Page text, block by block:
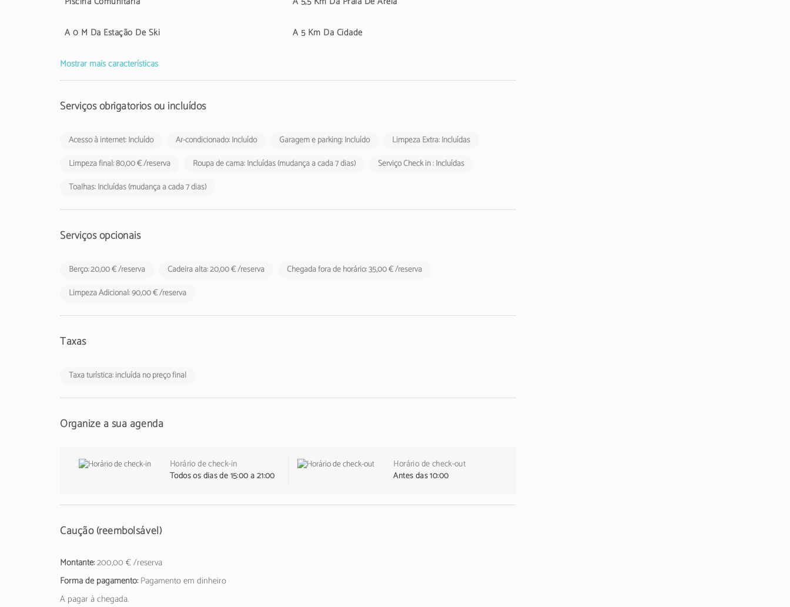
A 0 M Da Estação De Ski A 5 Km Da Cidade
Mostrar mais características
Serviços obrigatórios ou incluídos
Acesso à internet: Incluído Ar-condicionado: Incluído Garagem e parking: Incluído
Limpeza Extra: Incluídas
Limpeza final: 80,00 € /reserva
Roupa de cama: Incluídas (mudança a cada 7 dias)
Serviço Check in : Incluídas
Toalhas: Incluídas (mudança a cada 7 dias)
Serviços opcionais
Berço: 20,00 € /reserva Cadeira alta: 20,00 € /reserva
Chegada fora de horário: 35,00 € /reserva
Limpeza Adicional: 90,00 € /reserva
Taxas
Taxa turística: incluída no preço final
Organize a sua agenda
Horário de check-in
Todos os dias de 15:00 a 21:00
Horário de check-out
Antes das 10:00
Caução (reembolsável)
Montante:200,00 € /reserva
Forma de pagamento:Pagamento em dinheiro
A pagar à chegada.